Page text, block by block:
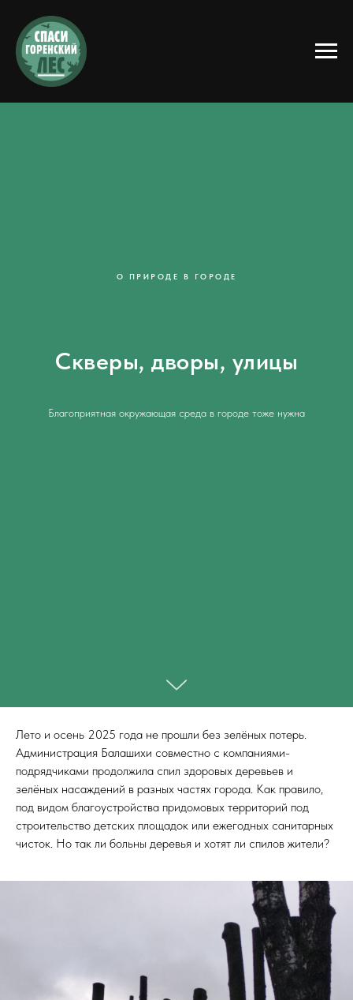
О ПРИРОДЕ В ГОРОДЕ
Скверы, дворы, улицы
Благоприятная окружающая среда в городе тоже нужна
Лето и осень 2025 года не прошли без зелёных потерь.
Администрация Балашихи совместно с компаниями-
подрядчиками продолжила спил здоровых деревьев и
зелёных насаждений в разных частях города. Как правило,
под видом благоустройства придомовых территорий под
строительство детских площадок или ежегодных санитарных
чисток. Но так ли больны деревья и хотят ли спилов жители?